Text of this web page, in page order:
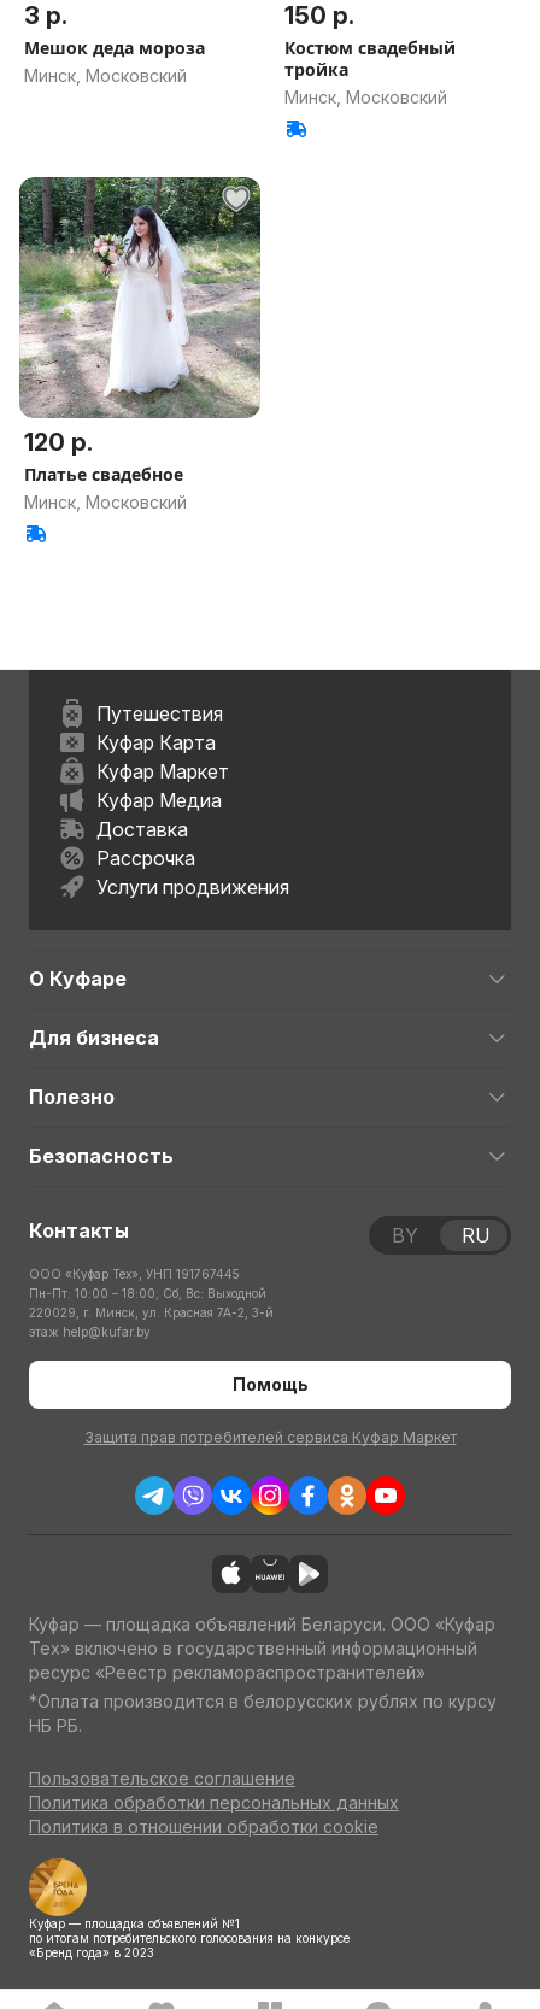
3 р.
Мешок деда мороза
Минск, Московский
150 р.
Костюм свадебный
тройка
Минск, Московский
120 р.
Платье свадебное
Минск, Московский
Путешествия
Куфар Карта
Куфар Маркет
Куфар Медиа
Доставка
Рассрочка
Услуги продвижения
О Куфаре
Для бизнеса
Полезно
Безопасность
Контакты
ООО «Куфар Тех», УНП 191767445
Пн-Пт: 10:00 – 18:00; Сб, Вс: Выходной
220029, г. Минск, ул. Красная 7А-2, 3-й
этаж help@kufar.by
Помощь
Защита прав потребителей сервиса Куфар Маркет
BY RU
Куфар — площадка объявлений Беларуси. ООО «Куфар
Тех» включено в государственный информационный
ресурс «Реестр рекламораспространителей»
*Оплата производится в белорусских рублях по курсу
НБ РБ.
Пользовательское соглашение
Политика обработки персональных данных
Политика в отношении обработки cookie
Куфар — площадка объявлений №1
по итогам потребительского голосования на конкурсе
«Бренд года» в 2023